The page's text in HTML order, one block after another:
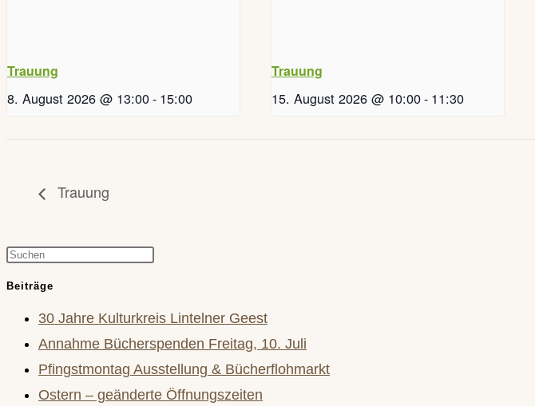
Trauung
8. August 2026 @ 13:00- 15:00
Trauung
15. August 2026 @ 10:00- 11:30
Trauung
Press
close
the
search
Beiträge
30 Jahre Kulturkreis Lintelner Geest
Annahme Bücherspenden Freitag, 10. Juli
Pfingstmontag Ausstellung & Bücherflohmarkt
Ostern – geänderte Öffnungszeiten